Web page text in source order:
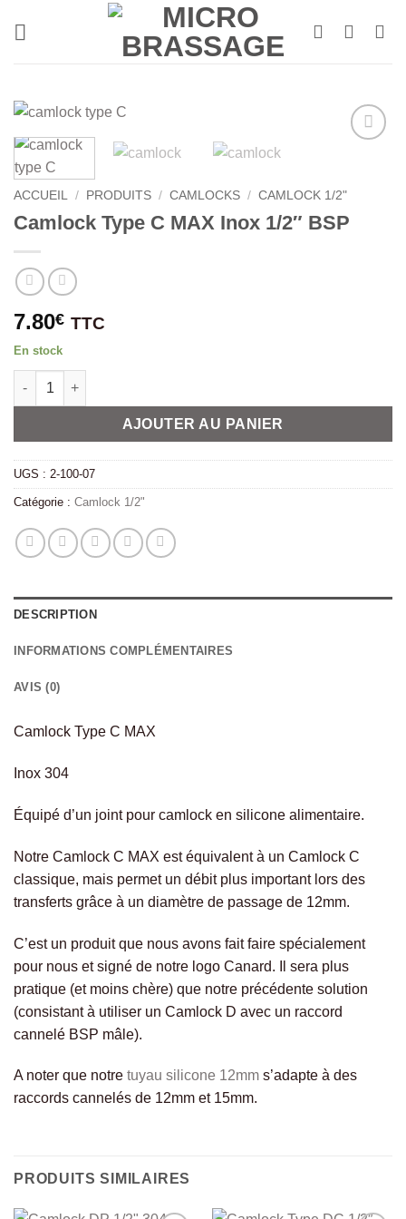
ACCUEIL / PRODUITS / CAMLOCKS / CAMLOCK 1/2"
Camlock Type C MAX Inox 1/2″ BSP
7.80€ TTC
En stock
quantité de Camlock Type C MAX Inox 1/2″ BSP
AJOUTER AU PANIER
Alternative:
UGS : 2-100-07
Catégorie : Camlock 1/2"
DESCRIPTION
INFORMATIONS COMPLÉMENTAIRES
AVIS (0)
Camlock Type C MAX
Inox 304
Équipé d’un joint pour camlock en silicone alimentaire.
Notre Camlock C MAX est équivalent à un Camlock C
classique, mais permet un débit plus important lors des
transferts grâce à un diamètre de passage de 12mm.
C’est un produit que nous avons fait faire spécialement
pour nous et signé de notre logo Canard. Il sera plus
pratique (et moins chère) que notre précédente solution
(consistant à utiliser un Camlock D avec un raccord
cannelé BSP mâle).
A noter que notre tuyau silicone 12mm s’adapte à des
raccords cannelés de 12mm et 15mm.
PRODUITS SIMILAIRES